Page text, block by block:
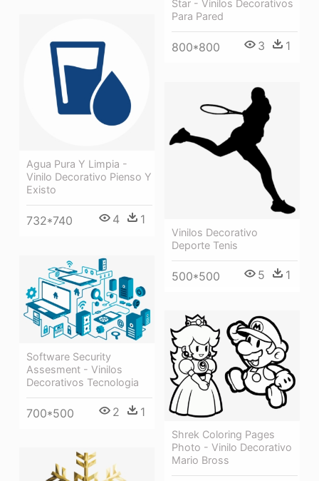
Star - Vinilos Decorativos
Para Pared
800*800 3 1
Agua Pura Y Limpia -
Vinilo Decorativo Pienso Y
Existo
732*740 4 1
Vinilos Decorativo
Deporte Tenis
500*500 5 1
Software Security
Assesment - Vinilos
Decorativos Tecnologia
700*500 2 1
Shrek Coloring Pages
Photo - Vinilo Decorativo
Mario Bross